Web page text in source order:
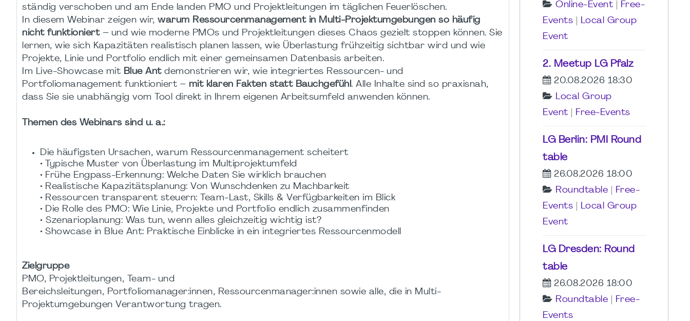
ständig verschoben und am Ende landen PMO und Projektleitungen im täglichen Feuerlöschen.
In diesem Webinar zeigen wir, warum Ressourcenmanagement in Multi-Projektumgebungen so häufig
nicht funktioniert– und wie moderne PMOs und Projektleitungen dieses Chaos gezielt stoppen können. Sie
lernen, wie sich Kapazitäten realistisch planen lassen, wie Überlastung frühzeitig sichtbar wird und wie
Projekte, Linie und Portfolio endlich mit einer gemeinsamen Datenbasis arbeiten.
Im Live-Showcase mit Blue Antdemonstrieren wir, wie integriertes Ressourcen- und
Portfoliomanagement funktioniert – mit klaren Fakten statt Bauchgefühl. Alle Inhalte sind so praxisnah,
dass Sie sie unabhängig vom Tool direkt in Ihrem eigenen Arbeitsumfeld anwenden können.
Themen des Webinars sind u. a.:
Die häufigsten Ursachen, warum Ressourcenmanagement scheitert
• Typische Muster von Überlastung im Multiprojektumfeld
• Frühe Engpass-Erkennung: Welche Daten Sie wirklich brauchen
• Realistische Kapazitätsplanung: Von Wunschdenken zu Machbarkeit
• Ressourcen transparent steuern: Team-Last, Skills & Verfügbarkeiten im Blick
• Die Rolle des PMO: Wie Linie, Projekte und Portfolio endlich zusammenfinden
• Szenarioplanung: Was tun, wenn alles gleichzeitig wichtig ist?
• Showcase in Blue Ant: Praktische Einblicke in ein integriertes Ressourcenmodell
Zielgruppe
PMO, Projektleitungen, Team- und
Bereichsleitungen, Portfoliomanager:innen, Ressourcenmanager:innen sowie alle, die in Multi-
Projektumgebungen Verantwortung tragen.
Online-Event
Free-
Events
Local Group
Event
2. Meetup LG Pfalz
20.08.2026 18:30
Local Group
Event
Free-Events
LG Berlin: PMI Round
table
26.08.2026 18:00
Roundtable
Free-
Events
Local Group
Event
LG Dresden: Round
table
26.08.2026 18:00
Roundtable
Free-
Events